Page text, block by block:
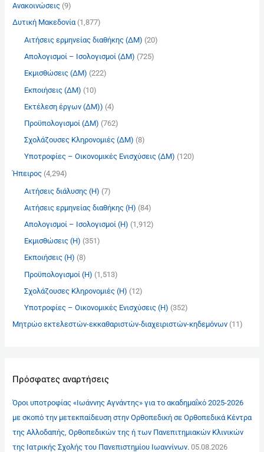
σ
Ανακοινώσεις(9)
Δυτική Μακεδονία(1,877)
Αιτήσεις ερμηνείας διαθήκης (ΔΜ) (20)
Απολογισμοί – Ισολογισμοί (ΔΜ) (725)
Εκμισθώσεις (ΔΜ) (222)
Εκποιήσεις (ΔΜ) (10)
Εκτέλεση έργων (ΔΜ)) (4)
Προϋπολογισμοί (ΔΜ) (762)
Σχολάζουσες Κληρονομιές (ΔΜ) (8)
Υποτροφίες – Οικονομικές Ενισχύσεις (ΔΜ) (120)
Ήπειρος(4,294)
Αιτήσεις διάλυσης (Η) (7)
Αιτήσεις ερμηνείας διαθήκης (Η) (84)
Απολογισμοί – Ισολογισμοί (Η) (1,912)
Εκμισθώσεις (Η) (351)
Εκποιήσεις (Η) (8)
Προϋπολογισμοί (Η) (1,513)
Σχολάζουσες Κληρονομιές (Η) (12)
Υποτροφίες – Οικονομικές Ενισχύσεις (Η) (352)
Μητρώο εκτελεστών-εκκαθαριστών-διαχειριστών-κηδεμόνων(11)
Πρόσφατες αναρτήσεις
Όροι υποτροφίας «Ιωάννης Αγνάντης» για το ακαδημαΐκό 2025-2026
με σκοπό την μετεκπαίδευση στην Ορθοπεδική σε Ορθοπεδικά Κέντρα
της Αλλοδαπής, Ορθοπεδικών της ή των Πανεπιτημιακών Κλινικών
της Ιατρικής Σχολής του Πανεπιστημίου Ιωαννίνων. 05.08.2026